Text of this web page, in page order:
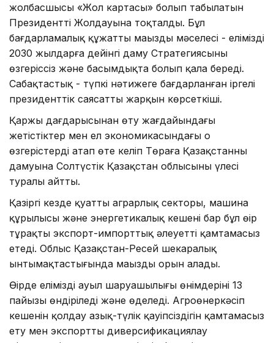
жолбасшысы «Жол картасы» болып табылатын
Президенттің Жолдауына тоқталды. Бұл
бағдарламалық құжаттың маңызды мәселесі - еліміздің
2030 жылдарға дейінгі даму Стратегиясының
өзгеріссіз және басымдықта болып қала береді.
Сабақтастық - түпкі нәтижеге бағдарланған іргелі
президенттік саясаттың жарқын көрсеткіші.
Қаржы дағдарысынан өту жағдайындағы
жетістіктер мен ел экономикасындағы оң
өзгерістерді атап өте келіп Төраға Қазақстанның
дамуына Солтүстік Қазақстан облысының үлесі
туралы айтты.
Қазіргі кезде қуатты аграрлық секторы, машина
құрылысы және энергетикалық кешені бар бұл өңір
тұрақты экспорт-импорттық әлеуетті қамтамасыз
етеді. Облыс Қазақстан-Ресей шекаралық
ынтымақтастығында маңызды орын алады.
Өңірде еліміздің ауыл шаруашылығы өнімдерінің 13
пайызы өндіріледі және өңделеді. Агроөнеркәсіп
кешенін қолдау азық-түлік қауіпсіздігін қамтамасыз
ету мен экспортты диверсификациялау